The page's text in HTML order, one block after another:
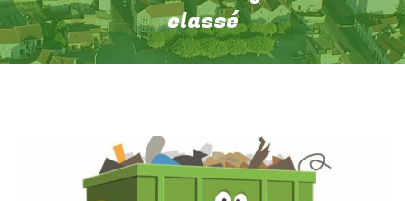
classé